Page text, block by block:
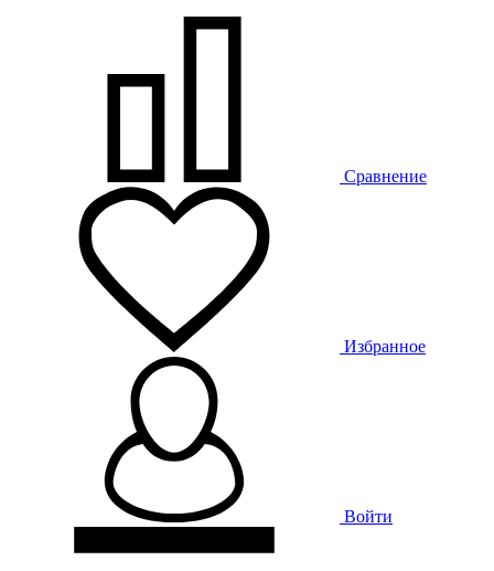
Сравнение
Избранное
Войти